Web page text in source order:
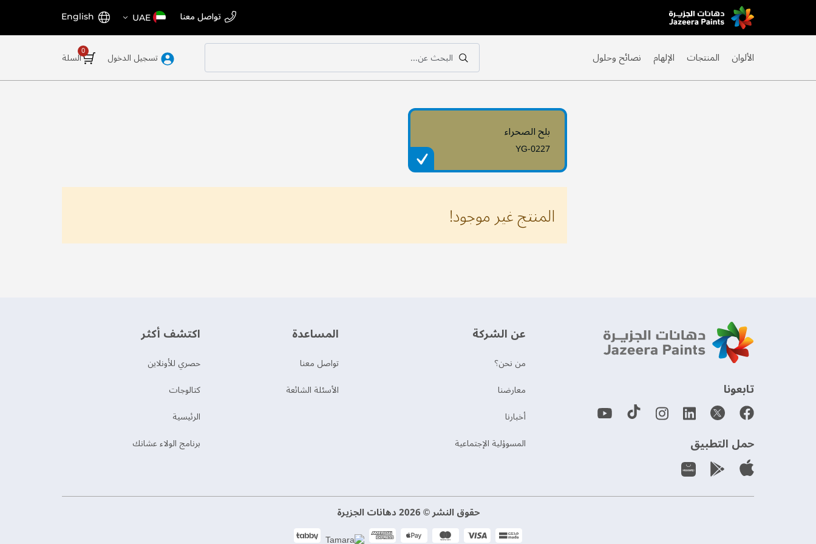
Skip
to
تواصل معنا اختر
المتجر
UAE اللغة English
السلة تسجيل الدخول
بحث
البحث عن...
بحث الألوان المنتجات الإلهام نصائح وحلول
بلح الصحراء
YG-0227
المنتج غير موجود!
‫تابعونا‬
حمل التطبيق
عن الشركة
من نحن؟
‫معارضنا‬
‫أخبارنا‬
المسوؤلية الإجتماعية
‫المساعدة‬
تواصل معنا
الأسئلة الشائعة
اكتشف أكثر
حصري للأونلاين
‫كتالوجات‬
الرئيسية
برنامج الولاء عشانك
حقوق النشر © 2026 دهانات الجزيرة